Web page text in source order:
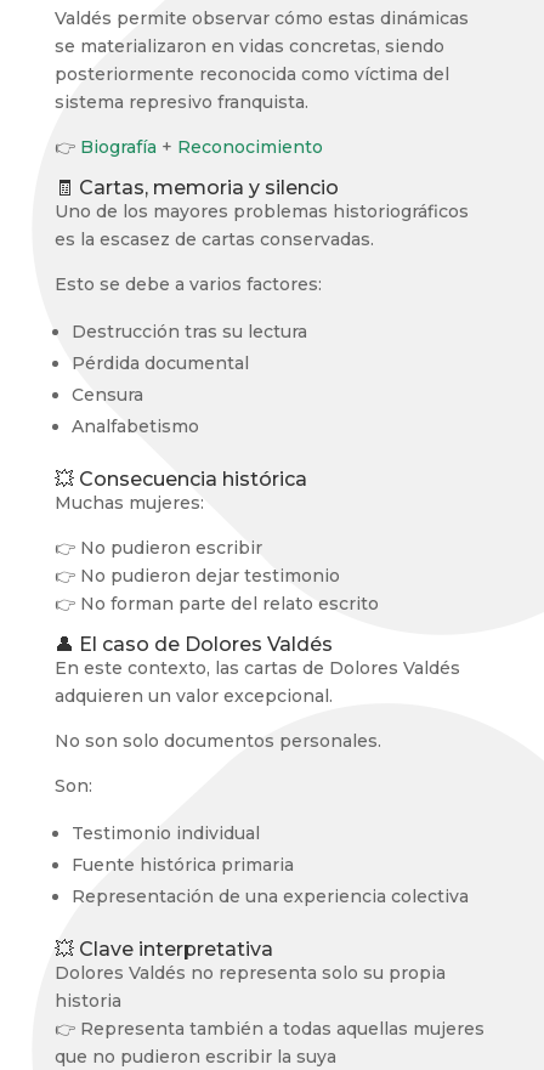
Valdés permite observar cómo estas dinámicas
se materializaron en vidas concretas, siendo
posteriormente reconocida como víctima del
sistema represivo franquista.
👉Biografía + Reconocimiento
🧾 Cartas, memoria y silencio
Uno de los mayores problemas historiográficos
es la escasez de cartas conservadas.
Esto se debe a varios factores:
Destrucción tras su lectura
Pérdida documental
Censura
Analfabetismo
💥 Consecuencia histórica
Muchas mujeres:
👉 No pudieron escribir
👉 No pudieron dejar testimonio
👉 No forman parte del relato escrito
👤 El caso de Dolores Valdés
En este contexto, las cartas de Dolores Valdés
adquieren un valor excepcional.
No son solo documentos personales.
Son:
Testimonio individual
Fuente histórica primaria
Representación de una experiencia colectiva
💥 Clave interpretativa
Dolores Valdés no representa solo su propia
historia
👉 Representa también a todas aquellas mujeres
que no pudieron escribir la suya